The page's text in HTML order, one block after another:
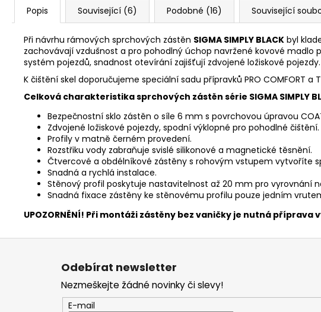
Popis Související (6) Podobné (16) Související
Při návrhu rámových sprchových zástěn SIGMA SIMPLY BLACK byl
zachovávají vzdušnost a pro pohodlný úchop navržené kovové
systém pojezdů, snadnost otevírání zajišťují zdvojené ložiskové pojezdy.
K čištění skel doporučujeme speciální sadu přípravků PRO COMFORT a
Celková charakteristika sprchových zástěn série SIGMA SIMPLY
Bezpečnostní sklo zástěn o síle 6 mm s povrchovou úpravou
Zdvojené ložiskové pojezdy, spodní výklopné pro pohodlné čištění.
Profily v matně černém provedení.
Rozstřiku vody zabraňuje svislé silikonové a magnetické těsnění.
Čtvercové a obdélníkové zástěny s rohovým vstupem vytvoříte
Snadná a rychlá instalace.
Stěnový profil poskytuje nastavitelnost až 20 mm pro vyrovnání
Snadná fixace zástěny ke stěnovému profilu pouze jedním
UPOZORNĚNÍ! Při montáži zástěny bez vaničky je nutná
Z
Odebírat newsletter
Nezmeškejte žádné novinky či slevy!
E-mail